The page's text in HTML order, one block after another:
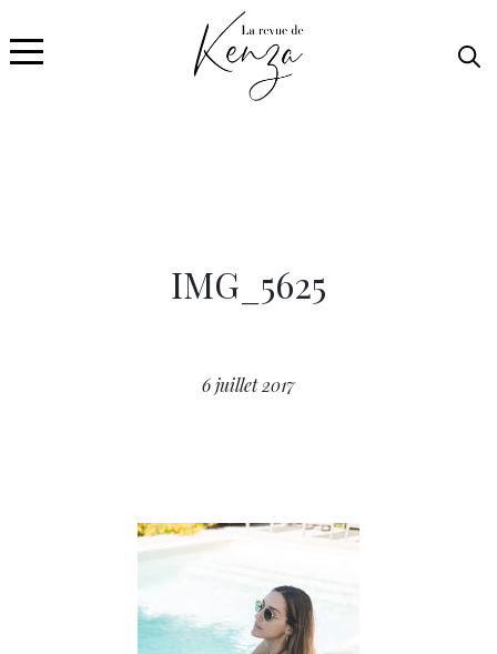
IMG_5625
6 juillet 2017